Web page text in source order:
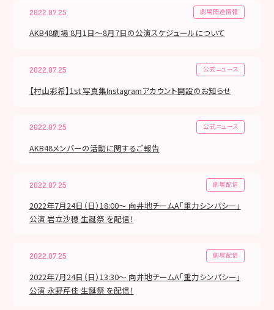
2022.07.25 劇場関連情報
AKB48劇場 8月1日〜8月7日の公演スケジュールについて
2022.07.25 公式ニュース
【村山彩希】1st 写真集Instagramアカウント開設のお知らせ
2022.07.25 公式ニュース
AKB48メンバーの活動に関するご報告
2022.07.25 劇場配信
2022年7月24日（日）18:00～ 向井地チームA「重力シンパシー」
公演 岩立沙穂 生誕祭 を配信！
2022.07.25 劇場配信
2022年7月24日（日）13:30～ 向井地チームA「重力シンパシー」
公演 永野芹佳 生誕祭 を配信！